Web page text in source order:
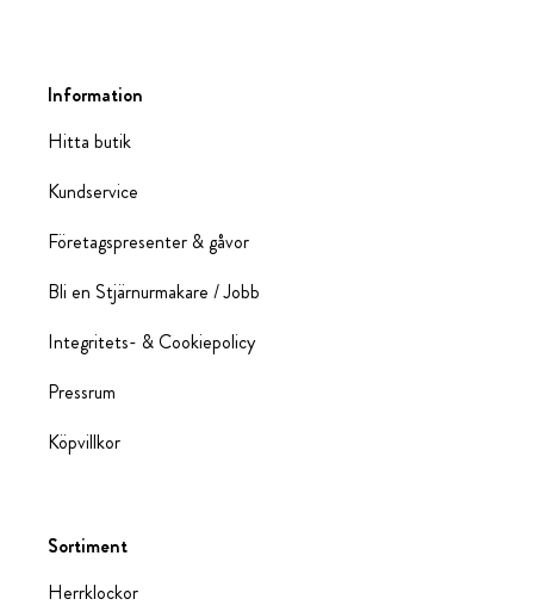
Information
Hitta butik
Kundservice
Företagspresenter & gåvor
Bli en Stjärnurmakare / Jobb
Integritets- & Cookiepolicy
Pressrum
Köpvillkor
Sortiment
Herrklockor